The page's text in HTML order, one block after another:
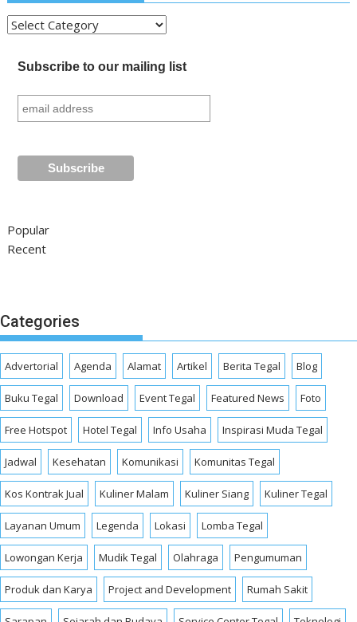
Kategori
Subscribe to our mailing list
Popular
Recent
Categories
Advertorial Agenda Alamat Artikel Berita Tegal Blog
Buku Tegal Download Event Tegal Featured News Foto
Free Hotspot Hotel Tegal Info Usaha Inspirasi Muda Tegal
Jadwal Kesehatan Komunikasi Komunitas Tegal
Kos Kontrak Jual Kuliner Malam Kuliner Siang Kuliner Tegal
Layanan Umum Legenda Lokasi Lomba Tegal
Lowongan Kerja Mudik Tegal Olahraga Pengumuman
Produk dan Karya Project and Development Rumah Sakit